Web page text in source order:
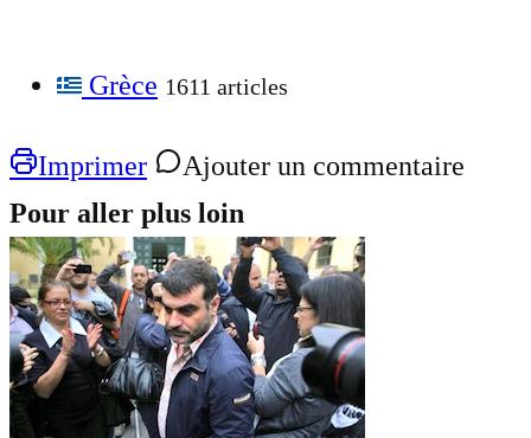
Grèce 1611 articles
Imprimer
Ajouter un commentaire
Pour aller plus loin